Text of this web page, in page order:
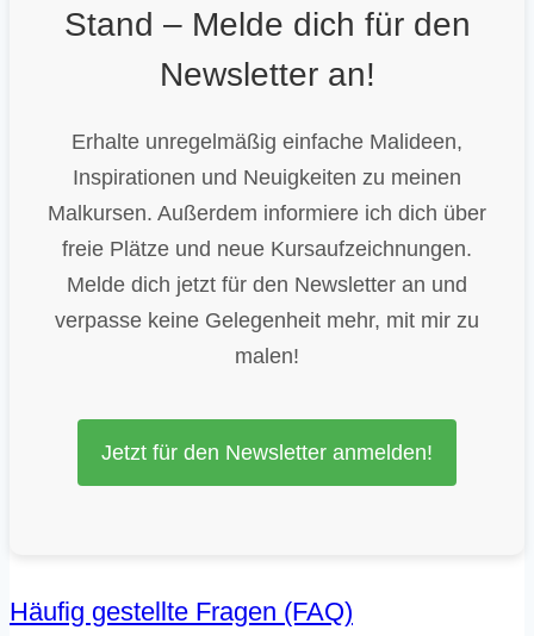
Stand – Melde dich für den
Newsletter an!
Erhalte unregelmäßig einfache Malideen,
Inspirationen und Neuigkeiten zu meinen
Malkursen. Außerdem informiere ich dich über
freie Plätze und neue Kursaufzeichnungen.
Melde dich jetzt für den Newsletter an und
verpasse keine Gelegenheit mehr, mit mir zu
malen!
Jetzt für den Newsletter anmelden!
Häufig gestellte Fragen (FAQ)